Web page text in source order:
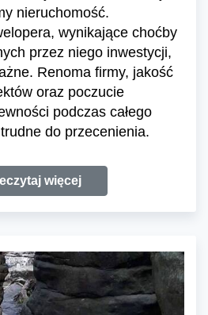
nieruchomość.
wynikające choćby
przez niego inwestycji,
Renoma firmy, jakość
oraz poczucie
podczas całego
do przecenienia.
więcej